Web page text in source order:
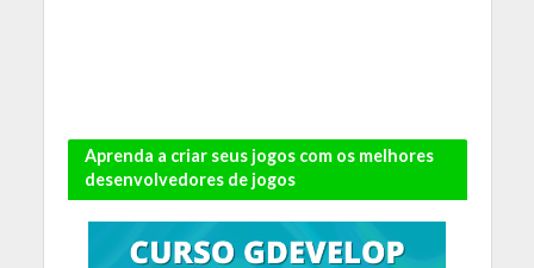
Aprenda a criar seus jogos com os melhores
desenvolvedores de jogos